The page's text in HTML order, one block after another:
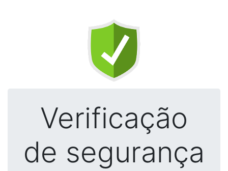
Verificação
de segurança